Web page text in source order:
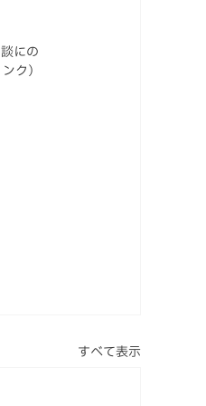
にの
ク）
すべて表示